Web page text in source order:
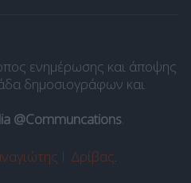
ενημέρωσης και άποψης
δημοσιογράφων και
@Communcations.
Ι. Δρίβας.